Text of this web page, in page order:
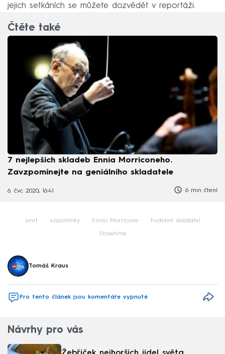
jejich setkáních se můžete dozvědět v reportáži.
Čtěte také
7 nejlepších skladeb Ennia Morriconeho.
Zavzpomínejte na geniálního skladatele
6. čvc 2020, 16:41 6 min čtení
smrt vzpomínky Ennio Morricone hudební skladatel
Showtime
Tomáš Kraus
Pro tento článek jsou komentáře vypnuté
Návrhy pro vás